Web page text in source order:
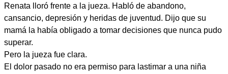
Renata lloró frente a la jueza. Habló de abandono,
cansancio, depresión y heridas de juventud. Dijo que su
mamá la había obligado a tomar decisiones que nunca pudo
superar.
Pero la jueza fue clara.
El dolor pasado no era permiso para lastimar a una niña